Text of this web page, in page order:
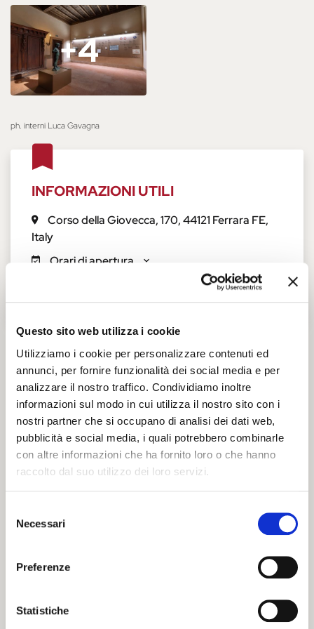
Questo sito web utilizza i cookie
Utilizziamo i cookie per personalizzare contenuti ed
annunci, per fornire funzionalità dei social media e per
analizzare il nostro traffico. Condividiamo inoltre
informazioni sul modo in cui utilizza il nostro sito con i
nostri partner che si occupano di analisi dei dati web,
pubblicità e social media, i quali potrebbero combinarle
con altre informazioni che ha fornito loro o che hanno
raccolto dal suo utilizzo dei loro servizi.
delNecessari
Preferenze
Statistiche
+4
+4
ph. interni Luca Gavagna
INFORMAZIONI UTILI
Corso della Giovecca, 170,44121 Ferrara FE,
Italy
Orari di apertura
Palazzina Marfisa d’Este
Ungioiello del Rinascimento ferrarese, la Palazzina Marfisa
d’Este è una delle residenze signorili più affascinantidel XVI
secolo . La facciata in mattoni su Corso Giovecca cela un
giardino retrostante, un tempo collegato ad altri palazzi
nobiliari e arricchito da logge eleganti con decorazioni a tralci
Cenni Storici
Costruita da Francesco d’Este,
figlio di Alfonso I e Lucrezia
, donna
colta e di carattere, che fece della residenza il proprio rifugio.
Fu l’unica della famiglia estense a rimanere a Ferrara dopo la